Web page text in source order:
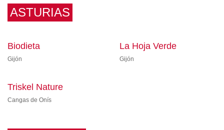
ASTURIAS
Biodieta
Gijón
La Hoja Verde
Gijón
Triskel Nature
Cangas de Onís